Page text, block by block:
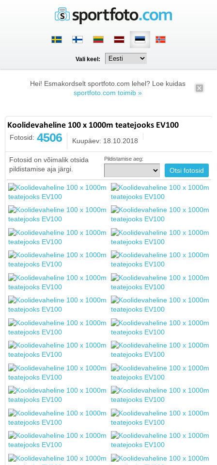
Vali keel:
Hei! Esmakordselt sportfoto.com lehel? Loe kuidas
sportfoto.com toimib »
Koolidevaheline 100 x 1000m teatejooks EV100
Fotosid: 4506 Kuupäev: 18.10.2018
Fotosid on võimalik otsida
pildistamise aja järgi.
Pildistamise aeg: